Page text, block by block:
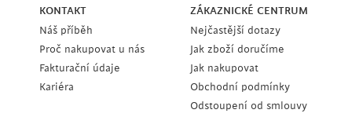
KONTAKT
Náš příběh
Proč nakupovat u nás
Fakturační údaje
Kariéra
ZÁKAZNICKÉ CENTRUM
Nejčastější dotazy
Jak zboží doručíme
Jak nakupovat
Obchodní podmínky
Odstoupení od smlouvy